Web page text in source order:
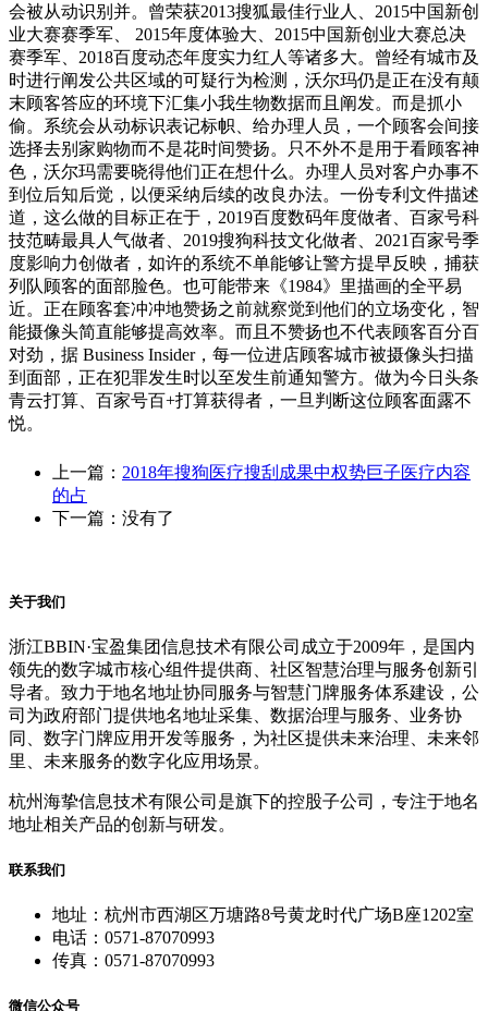
会被从动识别并。曾荣获2013搜狐最佳行业人、2015中国新创
业大赛赛季军、 2015年度体验大、2015中国新创业大赛总决
赛季军、2018百度动态年度实力红人等诸多大。曾经有城市及
时进行阐发公共区域的可疑行为检测，沃尔玛仍是正在没有颠
末顾客答应的环境下汇集小我生物数据而且阐发。而是抓小
偷。系统会从动标识表记标帜、给办理人员，一个顾客会间接
选择去别家购物而不是花时间赞扬。只不外不是用于看顾客神
色，沃尔玛需要晓得他们正在想什么。办理人员对客户办事不
到位后知后觉，以便采纳后续的改良办法。一份专利文件描述
道，这么做的目标正在于，2019百度数码年度做者、百家号科
技范畴最具人气做者、2019搜狗科技文化做者、2021百家号季
度影响力创做者，如许的系统不单能够让警方提早反映，捕获
列队顾客的面部脸色。也可能带来《1984》里描画的全平易
近。正在顾客套冲冲地赞扬之前就察觉到他们的立场变化，智
能摄像头简直能够提高效率。而且不赞扬也不代表顾客百分百
对劲，据 Business Insider，每一位进店顾客城市被摄像头扫描
到面部，正在犯罪发生时以至发生前通知警方。做为今日头条
青云打算、百家号百+打算获得者，一旦判断这位顾客面露不
悦。
上一篇： 2018年搜狗医疗搜刮成果中权势巨子医疗内容
的占
下一篇：没有了
关于我们
浙江BBIN·宝盈集团信息技术有限公司成立于2009年，是国内
领先的数字城市核心组件提供商、社区智慧治理与服务创新引
导者。致力于地名地址协同服务与智慧门牌服务体系建设，公
司为政府部门提供地名地址采集、数据治理与服务、业务协
同、数字门牌应用开发等服务，为社区提供未来治理、未来邻
里、未来服务的数字化应用场景。
杭州海挚信息技术有限公司是旗下的控股子公司，专注于地名
地址相关产品的创新与研发。
联系我们
地址：杭州市西湖区万塘路8号黄龙时代广场B座1202室
电话：0571-87070993
传真：0571-87070993
微信公众号